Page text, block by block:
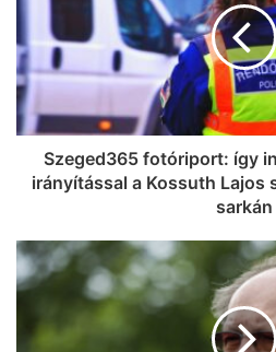
Szeged365 fotóriport: így
irányítással a Kossuth Lajos
sarkán